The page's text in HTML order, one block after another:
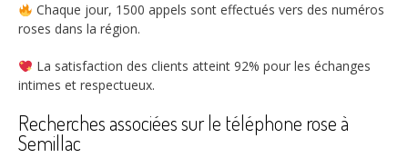
Chaque jour, 1500 appels sont effectués vers des numéros
roses dans la région.
La satisfaction des clients atteint 92% pour les échanges
intimes et respectueux.
Recherches associées sur le téléphone rose à
Semillac